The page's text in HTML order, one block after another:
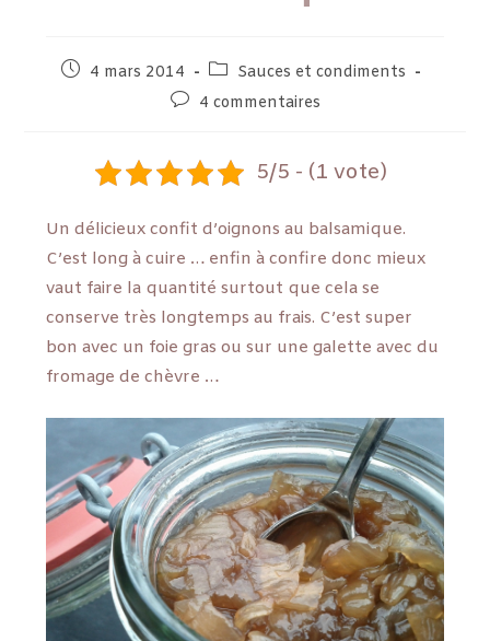
4 mars 2014
Sauces et condiments
4 commentaires
5/5 - (1 vote)
Un délicieux confit d’oignons au balsamique.
C’est long à cuire … enfin à confire donc mieux
vaut faire la quantité surtout que cela se
conserve très longtemps au frais. C’est super
bon avec un foie gras ou sur une galette avec du
fromage de chèvre …